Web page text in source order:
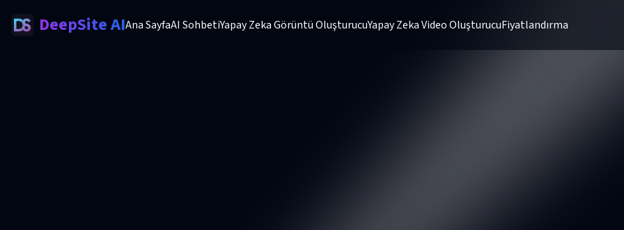
DeepSite AIAna SayfaAI SohbetiYapay Zeka Görüntü OluşturucuYapay Zeka Video OluşturucuFiyatlandırma